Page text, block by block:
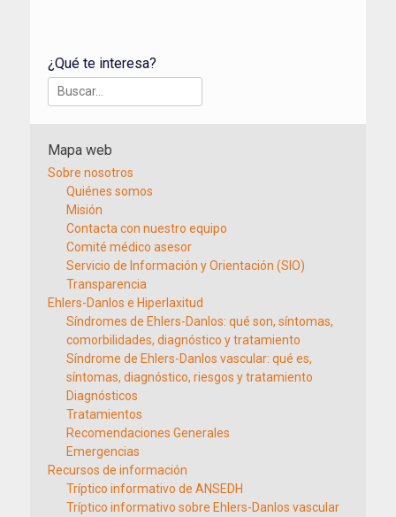
¿Qué te interesa?
Buscar:
Mapa web
Sobre nosotros
Quiénes somos
Misión
Contacta con nuestro equipo
Comité médico asesor
Servicio de Información y Orientación (SIO)
Transparencia
Ehlers-Danlos e Hiperlaxitud
Síndromes de Ehlers-Danlos: qué son, síntomas,
comorbilidades, diagnóstico y tratamiento
Síndrome de Ehlers-Danlos vascular: qué es,
síntomas, diagnóstico, riesgos y tratamiento
Diagnósticos
Tratamientos
Recomendaciones Generales
Emergencias
Recursos de información
Tríptico informativo de ANSEDH
Tríptico informativo sobre Ehlers-Danlos vascular